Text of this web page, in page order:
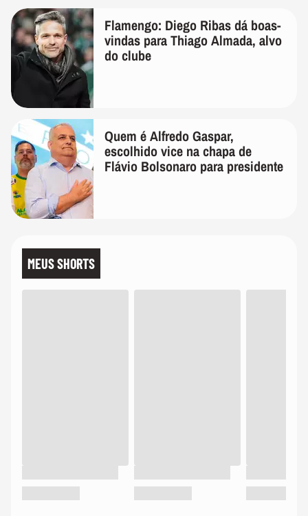
Flamengo: Diego Ribas dá boas-
vindas para Thiago Almada, alvo
do clube
Quem é Alfredo Gaspar,
escolhido vice na chapa de
Flávio Bolsonaro para presidente
MEUS SHORTS